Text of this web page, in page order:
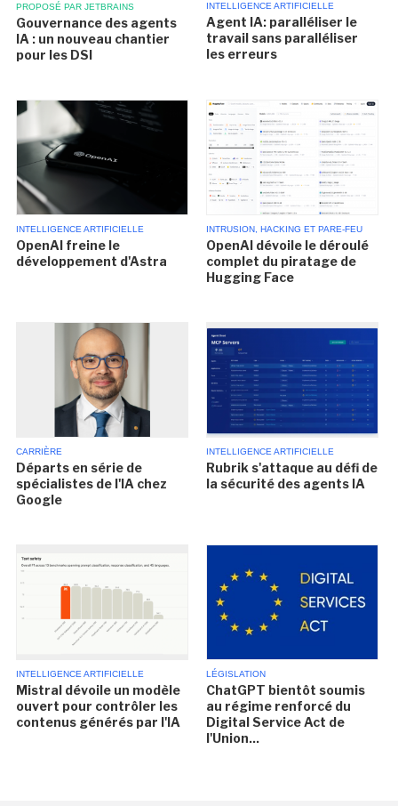
PROPOSÉ PAR JETBRAINS
Gouvernance des agents
IA : un nouveau chantier
pour les DSI
INTELLIGENCE ARTIFICIELLE
Agent IA: paralléliser le
travail sans paralléliser
les erreurs
INTELLIGENCE ARTIFICIELLE
OpenAI freine le
développement d'Astra
INTRUSION, HACKING ET PARE-FEU
OpenAI dévoile le déroulé
complet du piratage de
Hugging Face
CARRIÈRE
Départs en série de
spécialistes de l'IA chez
Google
INTELLIGENCE ARTIFICIELLE
Rubrik s'attaque au défi de
la sécurité des agents IA
INTELLIGENCE ARTIFICIELLE
Mistral dévoile un modèle
ouvert pour contrôler les
contenus générés par l'IA
LÉGISLATION
ChatGPT bientôt soumis
au régime renforcé du
Digital Service Act de
l'Union...